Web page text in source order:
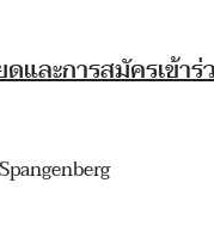
และการสมัครเข้าร่